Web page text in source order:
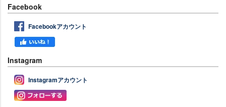
Facebook
Facebookアカウント
Instagram
Instagramアカウント